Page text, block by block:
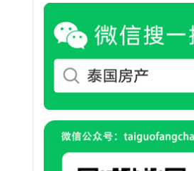
曼谷MRT泰国文化中心
曼谷Rama 3 (6)
曼谷Ramintra (4)
曼谷Ramkhamhaeng (1)
曼谷，BTS Ha Yaek La
Phrao (1)
曼谷，萨潘松 (2)